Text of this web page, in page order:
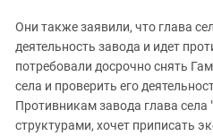
Они также заявили, что глава
деятельность завода и идет
потребовали досрочно снять
села и проверить его
Противникам завода глава
структурами, хочет приписать